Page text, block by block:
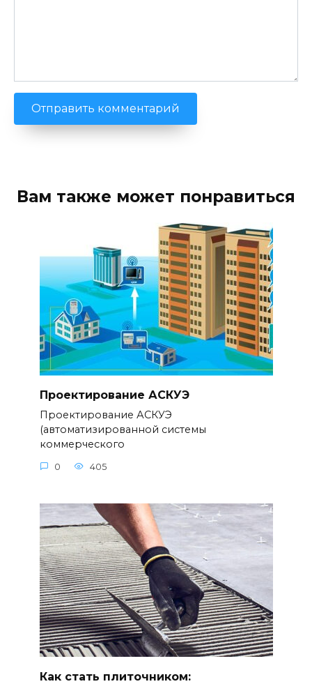
Вам также может понравиться
Проектирование АСКУЭ
Проектирование АСКУЭ
(автоматизированной системы
коммерческого
0 405
Как стать плиточником: